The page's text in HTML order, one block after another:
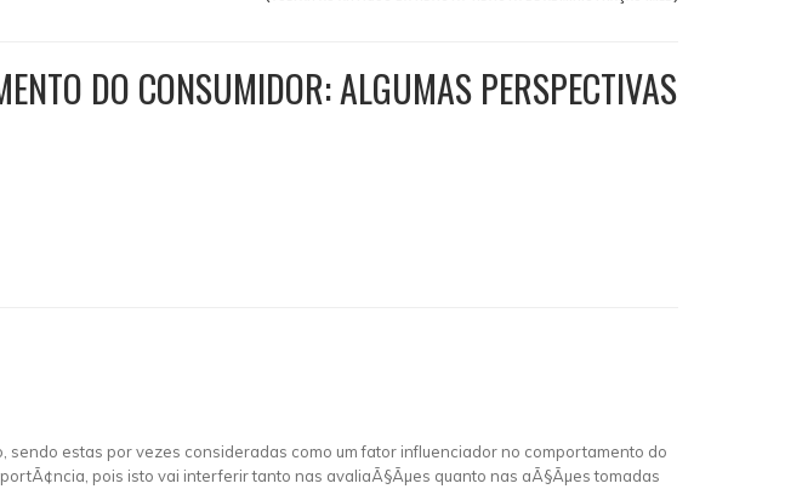
DO CONSUMIDOR: ALGUMAS PERSPECTIVAS
estas por vezes consideradas como um fator influenciador no comportamento do
pois isto vai interferir tanto nas avaliaÃ§Ãµes quanto nas aÃ§Ãµes tomadas